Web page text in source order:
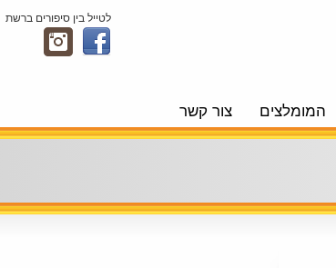
לטייל בין סיפורים ברשת
המומלצים צור קשר